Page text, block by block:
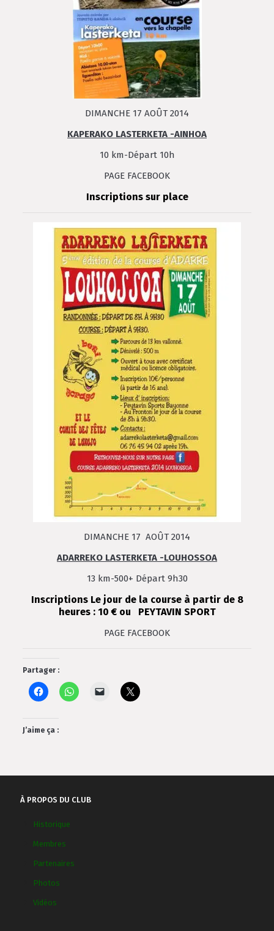
DIMANCHE 17 AOÛT 2014
KAPERAKO LASTERKETA -AINHOA
10 km-Départ 10h
PAGE FACEBOOK
Inscriptions sur place
DIMANCHE 17 AOÛT 2014
ADARREKO LASTERKETA -LOUHOSSOA
13 km-500+ Départ 9h30
Inscriptions Le jour de la course à partir de 8
heures : 10 € ou PEYTAVIN SPORT
PAGE FACEBOOK
Partager :
J’aime ça :
À PROPOS DU CLUB
Historique
Membres
Partenaires
Photos
Vidéos